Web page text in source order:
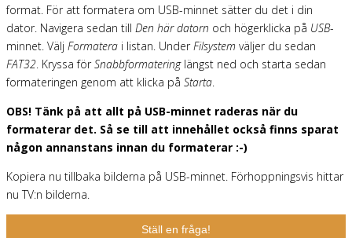
format. För att formatera om USB-minnet sätter du det i din
dator. Navigera sedan till Den här datorn och högerklicka på USB-
minnet. Välj Formatera i listan. Under Filsystem väljer du sedan
FAT32 . Kryssa förSnabbformatering längst ned och starta sedan
formateringen genom att klicka på Starta
OBS! Tänk på att allt på USB-minnet raderas när du
formaterar det. Så se till att innehållet också finns sparat
någon annanstans innan du formaterar :-)
Kopiera nu tillbaka bilderna på USB-minnet. Förhoppningsvis hittar
nu TV:n bilderna.
Ställ en fråga!